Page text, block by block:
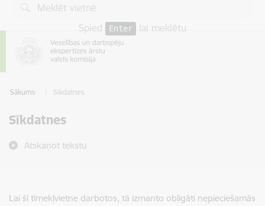
Pāriet uz lapas saturu
Spied
Enter lai meklētu
Sākums Sīkdatnes
Sīkdatnes
Atskaņot tekstu
Lai šī tīmekļvietne darbotos, tā izmanto obligāti nepieciešamās